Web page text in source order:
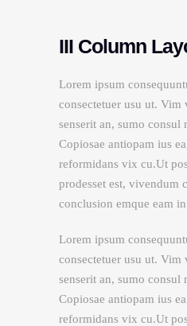
III Column
Lorem ipsum
consectetuer usu ut. Vim
senserit an, sumo consul
Copiosae antiopam ius
reformidans vix cu.Ut
prodesset est, vivendum
conclusion emque eam
Lorem ipsum
consectetuer usu ut. Vim
senserit an, sumo consul
Copiosae antiopam ius
reformidans vix cu.Ut